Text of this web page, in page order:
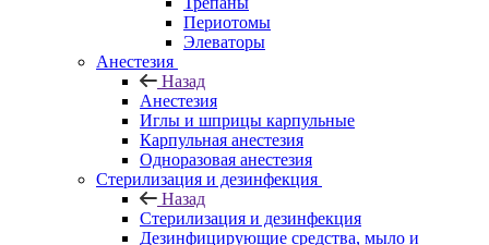
Периотомы
Элеваторы
Анестезия
Назад
Анестезия
Иглы и шприцы карпульные
Карпульная анестезия
Одноразовая анестезия
Стерилизация и дезинфекция
Назад
Стерилизация и дезинфекция
Дезинфицирующие средства, мыло и